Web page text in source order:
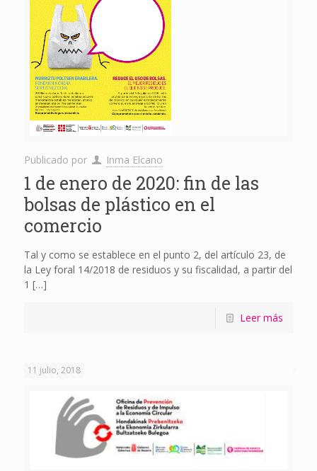
Publicado por Inma Elcano
1 de enero de 2020: fin de las
bolsas de plástico en el
comercio
Tal y como se establece en el punto 2, del artículo 23, de
la Ley foral 14/2018 de residuos y su fiscalidad, a partir del
1 […]
Leer más
11 julio, 2018